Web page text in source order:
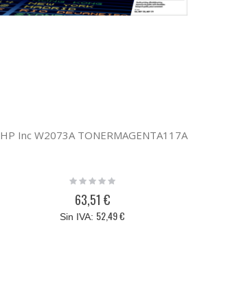
HP Inc W2073A TONERMAGENTA117A
Rating:
63,51 €
52,49 €